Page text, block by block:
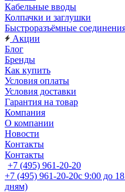
Кабельные вводы
Колпачки и заглушки
Быстроразъёмные
Акции
Блог
Бренды
Как купить
Условия оплаты
Условия доставки
Гарантия на товар
Компания
О компании
Новости
Контакты
Контакты
+7 (495) 961-20-20
+7 (495) 961-20-20с 9:00 до
дням)